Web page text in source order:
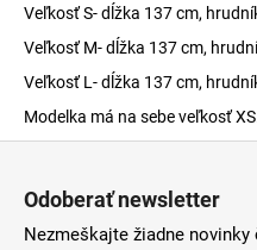
Veľkosť S- dĺžka 137 cm,
Veľkosť M- dĺžka 137 cm,
Veľkosť L- dĺžka 137 cm,
Modelka má na sebe veľkosť
Odoberať newsletter
Nezmeškajte žiadne novinky